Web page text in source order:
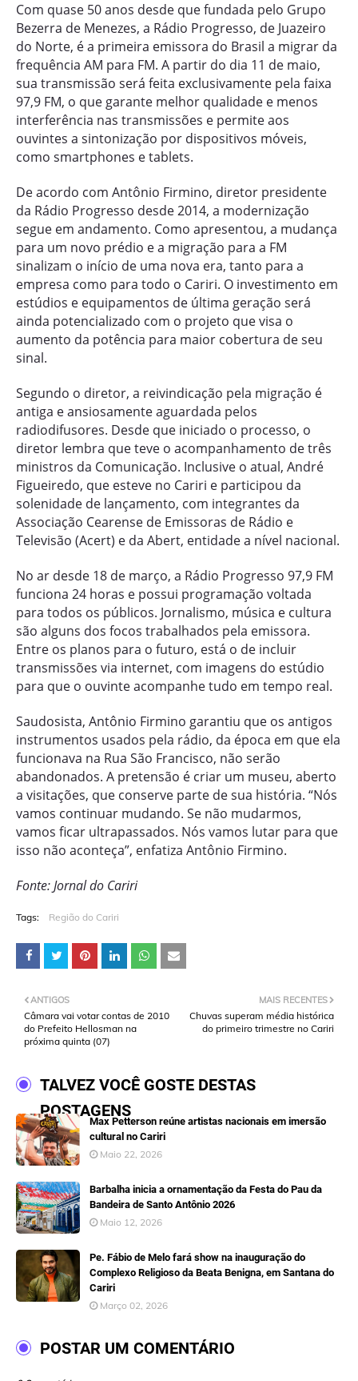
Com quase 50 anos desde que fundada pelo Grupo
Bezerra de Menezes, a Rádio Progresso, de Juazeiro
do Norte, é a primeira emissora do Brasil a migrar da
frequência AM para FM. A partir do dia 11 de maio,
sua transmissão será feita exclusivamente pela faixa
97,9 FM, o que garante melhor qualidade e menos
interferência nas transmissões e permite aos
ouvintes a sintonização por dispositivos móveis,
como smartphones e tablets.
De acordo com Antônio Firmino, diretor presidente
da Rádio Progresso desde 2014, a modernização
segue em andamento. Como apresentou, a mudança
para um novo prédio e a migração para a FM
sinalizam o início de uma nova era, tanto para a
empresa como para todo o Cariri. O investimento em
estúdios e equipamentos de última geração será
ainda potencializado com o projeto que visa o
aumento da potência para maior cobertura de seu
sinal.
Segundo o diretor, a reivindicação pela migração é
antiga e ansiosamente aguardada pelos
radiodifusores. Desde que iniciado o processo, o
diretor lembra que teve o acompanhamento de três
ministros da Comunicação. Inclusive o atual, André
Figueiredo, que esteve no Cariri e participou da
solenidade de lançamento, com integrantes da
Associação Cearense de Emissoras de Rádio e
Televisão (Acert) e da Abert, entidade a nível nacional.
No ar desde 18 de março, a Rádio Progresso 97,9 FM
funciona 24 horas e possui programação voltada
para todos os públicos. Jornalismo, música e cultura
são alguns dos focos trabalhados pela emissora.
Entre os planos para o futuro, está o de incluir
transmissões via internet, com imagens do estúdio
para que o ouvinte acompanhe tudo em tempo real.
Saudosista, Antônio Firmino garantiu que os antigos
instrumentos usados pela rádio, da época em que ela
funcionava na Rua São Francisco, não serão
abandonados. A pretensão é criar um museu, aberto
a visitações, que conserve parte de sua história. “Nós
vamos continuar mudando. Se não mudarmos,
vamos ficar ultrapassados. Nós vamos lutar para que
isso não aconteça”, enfatiza Antônio Firmino.
Fonte: Jornal do Cariri
Tags: Região do Cariri
MAIS RECENTES
Chuvas superam média histórica
do primeiro trimestre no Cariri
ANTIGOS
Câmara vai votar contas de 2010
do Prefeito Hellosman na
próxima quinta (07)
TALVEZ VOCÊ GOSTE DESTAS
POSTAGENS
Max Petterson reúne artistas nacionais em imersão
cultural no Cariri
Maio 22, 2026
Barbalha inicia a ornamentação da Festa do Pau da
Bandeira de Santo Antônio 2026
Maio 12, 2026
Pe. Fábio de Melo fará show na inauguração do
Complexo Religioso da Beata Benigna, em Santana do
Cariri
Março 02, 2026
POSTAR UM COMENTÁRIO